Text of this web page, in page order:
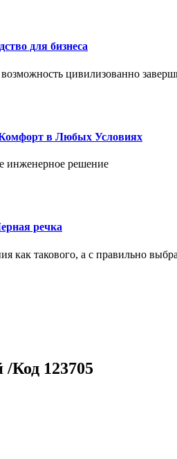
для бизнеса
цивилизованно
в Любых Условиях
инженерное решение
речка
как такового, а с правильно
Код 123705